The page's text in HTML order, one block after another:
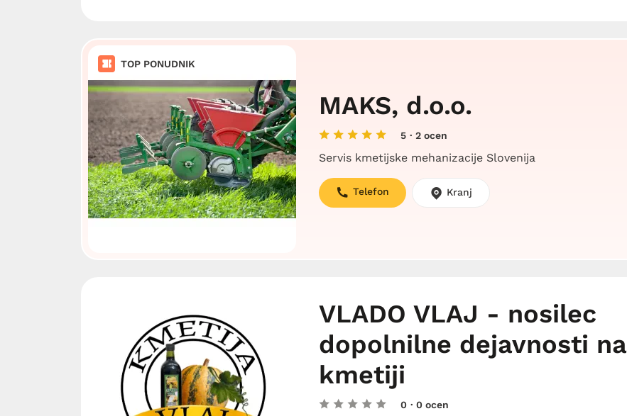
TOP PONUDNIK
MAKS, d.o.o.
5 · 2 ocen
Servis kmetijske mehanizacije Slovenija
Telefon Kranj
VLADO VLAJ - nosilec
dopolnilne dejavnosti na
kmetiji
0 · 0 ocen